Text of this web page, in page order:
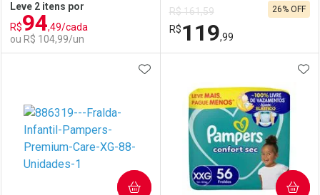
Comprar sem Desconto
Por R$ 117,69/cada
Comprar sem Desconto
Por R$ 117,69/cada
Comprar sem Desconto
Por R$ 116,35/cada
Comprar sem Desconto
Por R$ 116,35/cada
Leve 2 itens por
R$94,49/cada
ou R$ 104,99/un
Laboratório
Por Menos
R$ 161,59
R$119,99
26% OFF
Laboratório
Por Menos
ADICIONAR AOS FAVORITOS
COMPRAR COMPRAR